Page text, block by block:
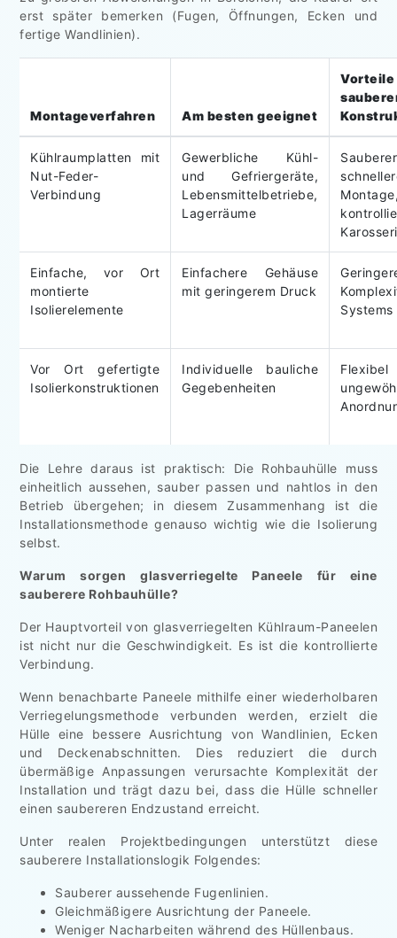
erst später bemerken (Fugen, Öffnungen, Ecken und
fertige Wandlinien).
Montageverfahren Am besten geeignet
Kühlraumplatten mit
Nut-Feder-
Verbindung
Gewerbliche Kühl-
und Gefriergeräte,
Lebensmittelbetriebe,
Lagerräume
Einfache, vor Ort
montierte
Isolierelemente
Einfachere Gehäuse
mit geringerem Druck
Vor Ort gefertigte
Isolierkonstruktionen
Individuelle bauliche
Gegebenheiten
Die Lehre daraus ist praktisch: Die Rohbauhülle muss
einheitlich aussehen, sauber passen und nahtlos in den
Betrieb übergehen; in diesem Zusammenhang ist die
Installationsmethode genauso wichtig wie die Isolierung
selbst.
Warum sorgen glasverriegelte Paneele für eine
sauberere Rohbauhülle?
Der Hauptvorteil von glasverriegelten Kühlraum-Paneelen
ist nicht nur die Geschwindigkeit. Es ist die kontrollierte
Verbindung.
Wenn benachbarte Paneele mithilfe einer wiederholbaren
Verriegelungsmethode verbunden werden, erzielt die
Hülle eine bessere Ausrichtung von Wandlinien, Ecken
und Deckenabschnitten. Dies reduziert die durch
übermäßige Anpassungen verursachte Komplexität der
Installation und trägt dazu bei, dass die Hülle schneller
einen saubereren Endzustand erreicht.
Unter realen Projektbedingungen unterstützt diese
sauberere Installationslogik Folgendes:
Sauberer aussehende Fugenlinien.
Gleichmäßigere Ausrichtung der Paneele.
Weniger Nacharbeiten während des Hüllenbaus.